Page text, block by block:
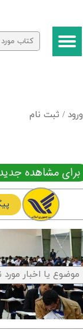
ورود / ثبت نام
حساب کاربری من
تغییر گذر واژه
برای مشاهده